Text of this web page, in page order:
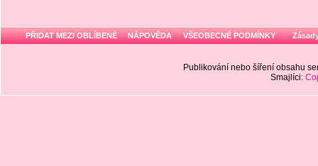
PŘIDAT MEZI OBLÍBENÉ NÁPOVĚDA VŠEOBECNÉ PODMÍNKY
Publikování nebo šíření obsahu
Smajlíci: